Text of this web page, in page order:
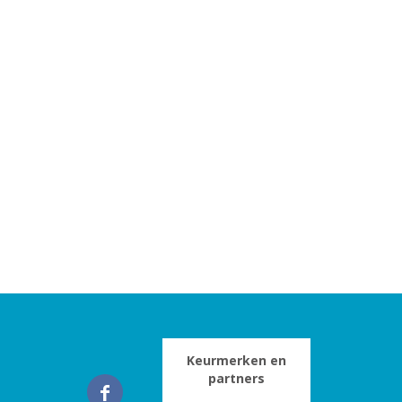
Keurmerken en
partners